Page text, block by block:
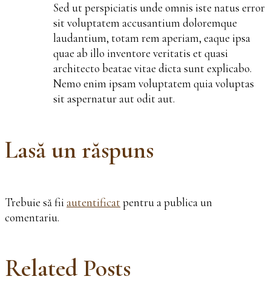
Sed ut perspiciatis unde omnis iste natus error
sit voluptatem accusantium doloremque
laudantium, totam rem aperiam, eaque ipsa
quae ab illo inventore veritatis et quasi
architecto beatae vitae dicta sunt explicabo.
Nemo enim ipsam voluptatem quia voluptas
sit aspernatur aut odit aut.
Lasă un răspuns
Trebuie să fii autentificat pentru a publica un
comentariu.
Related Posts